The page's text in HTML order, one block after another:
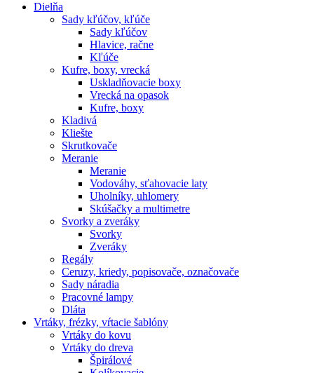
Dielňa
Sady kľúčov, kľúče
Sady kľúčov
Hlavice, račne
Kľúče
Kufre, boxy, vrecká
Uskladňovacie boxy
Vrecká na opasok
Kufre, boxy
Kladivá
Kliešte
Skrutkovače
Meranie
Meranie
Vodováhy, sťahovacie laty
Uholníky, uhlomery
Skúšačky a multimetre
Svorky a zveráky
Svorky
Zveráky
Regály
Ceruzy, kriedy, popisovače, označovače
Sady náradia
Pracovné lampy
Dláta
Vrtáky, frézky, vŕtacie šablóny
Vrtáky do kovu
Vrtáky do dreva
Špirálové